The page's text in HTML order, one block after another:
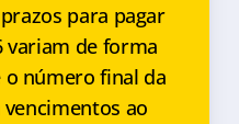
para pagar
variam de forma
o número final da
ao